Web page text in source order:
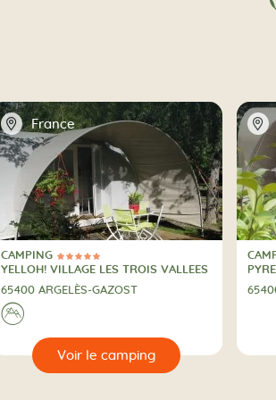
📍 France
5 Étoiles
CAMPING
CAMPING
YELLOH! VILLAGE LES TROIS VALLEES
65400 ARGELÈS-GAZOST
A la montagne
⛰
📍
4
Voir le camping 🔍